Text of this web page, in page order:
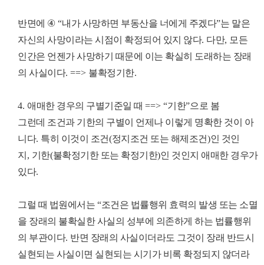
반면에 ④ “내가 사망하면 부동산을 너에게 주겠다”는 말은
자신의 사망이라는 시점이 확정되어 있지 않다. 다만, 모든
인간은 언젠가 사망하기 때문에 이는 확실히 도래하는 장래
의 사실이다. ==> 불확정기한.
4. 애매한 경우의 구별기준일 때 ==> “기한”으로 봄
그런데 조건과 기한의 구별이 언제나 이렇게 명확한 것이 아
니다. 특히 이것이 조건(정지조건 또는 해제조건)인 것인
지 , 기한(불확정기한 또는 확정기한)인 것인지 애매한 경우가
있다.
그럴 때 법원에서는 “조건은 법률행위 효력의 발생 또는 소멸
을 장래의 불확실한 사실의 성부에 의존하게 하는 법률행위
의 부관이다. 반면 장래의 사실이더라도 그것이 장래 반드시
실현되는 사실이면 실현되는 시기가 비록 확정되지 않더라